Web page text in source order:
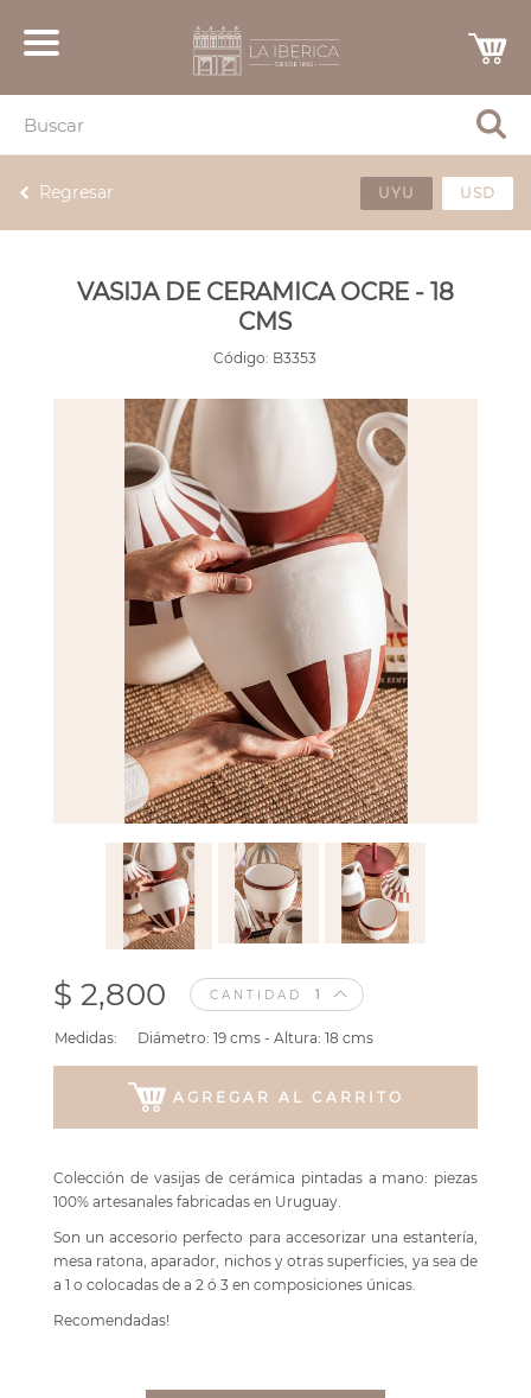
Regresar UYU USD
VASIJA DE CERAMICA OCRE - 18
CMS
Código: B3353
$ 2,800 CANTIDAD
Medidas: Diámetro: 19 cms - Altura: 18 cms
AGREGAR AL CARRITO
Colección de vasijas de cerámica pintadas a mano: piezas
100% artesanales fabricadas en Uruguay.
Son un accesorio perfecto para accesorizar una estantería,
mesa ratona, aparador, nichos y otras superficies, ya sea de
a 1 o colocadas de a 2 ó 3 en composiciones únicas.
Recomendadas!